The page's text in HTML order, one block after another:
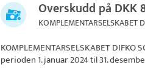
Overskudd på DKK
KOMPLEMENTARSELSKABET DIFKO
perioden 1. januar 2024 til 31.